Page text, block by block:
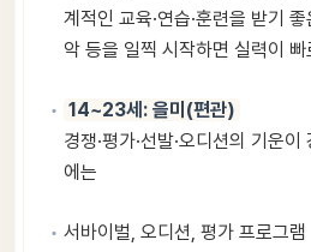
계적인 교육·연습·훈련을 받기
악 등을 일찍 시작하면 실력이
14~23세: 을미(편관)
경쟁·평가·선발·오디션의 기운
에는
서바이벌, 오디션, 평가 프로그램